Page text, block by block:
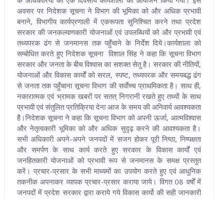
अवसर पर निदेशक सूचना ने विभाग की भूमिका को और अधिक प्रभावी
बनाने, विभागीय कार्यप्रणाली में एकरूपता सुनिश्चित करने तथा प्रदेश
सरकार की जनकल्याणकारी योजनाओं एवं उपलब्धियों को और प्रभावी एवं
तथ्यपरक ढंग से जनमानस तक पहुँचाने के निर्देश दिये।कार्यशाला को
सम्बोधित करते हुए निदेशक सूचना विशाल सिंह ने कहा कि सूचना विभाग
सरकार और जनता के बीच विश्वास का सशक्त सेतु है। सरकार की नीतियों,
योजनाओं और विकास कार्यों को सरल, स्पष्ट, तथ्यपरक और समयबद्ध ढंग
से जनता तक पहुँचाना सूचना विभाग की सर्वाेच्च प्राथमिकता है। साथ ही,
नकारात्मक एवं भ्रामक खबरों पर सतत् निगरानी रखते हुए तथ्यों के साथ
प्रभावी एवं संतुलित प्रतिक्रिया देना आज के समय की अनिवार्य आवश्यकता
है।निदेशक सूचना ने कहा कि सूचना विभाग को अपनी ऊर्जा, आत्मविश्वास
और नेतृत्वकारी भूमिका को और अधिक सुदृढ़ करने की आवश्यकता है।
सभी अधिकारी अपने-अपने जनपदों में सजग होकर पूरी निष्ठा, निष्पक्षता
और समर्पण के साथ कार्य करते हुए सरकार के विकास कार्यों एवं
जनहितकारी योजनाओं को प्रभावी रूप से जनमानस के समक्ष प्रस्तुत
करें। प्रचार-प्रसार के सभी माध्यमों का उपयोग करते हुए एवं आधुनिक
तकनीक अपनाकर व्यापक प्रचार-प्रसार कराया जाये। विगत 08 वर्षों में
जनपदों में प्रदेश सरकार द्वारा कराये गये विकास कार्यो की सही जानकारी